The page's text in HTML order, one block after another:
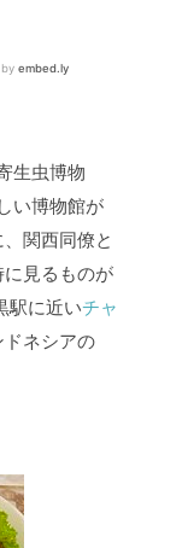
生虫博物
い博物館が
関西同僚と
見るものが
駅に近いチャ
ドネシアの